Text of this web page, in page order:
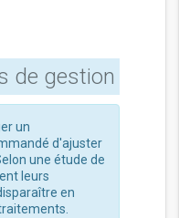
de gestion
un
d'ajuster
une étude de
leurs
en